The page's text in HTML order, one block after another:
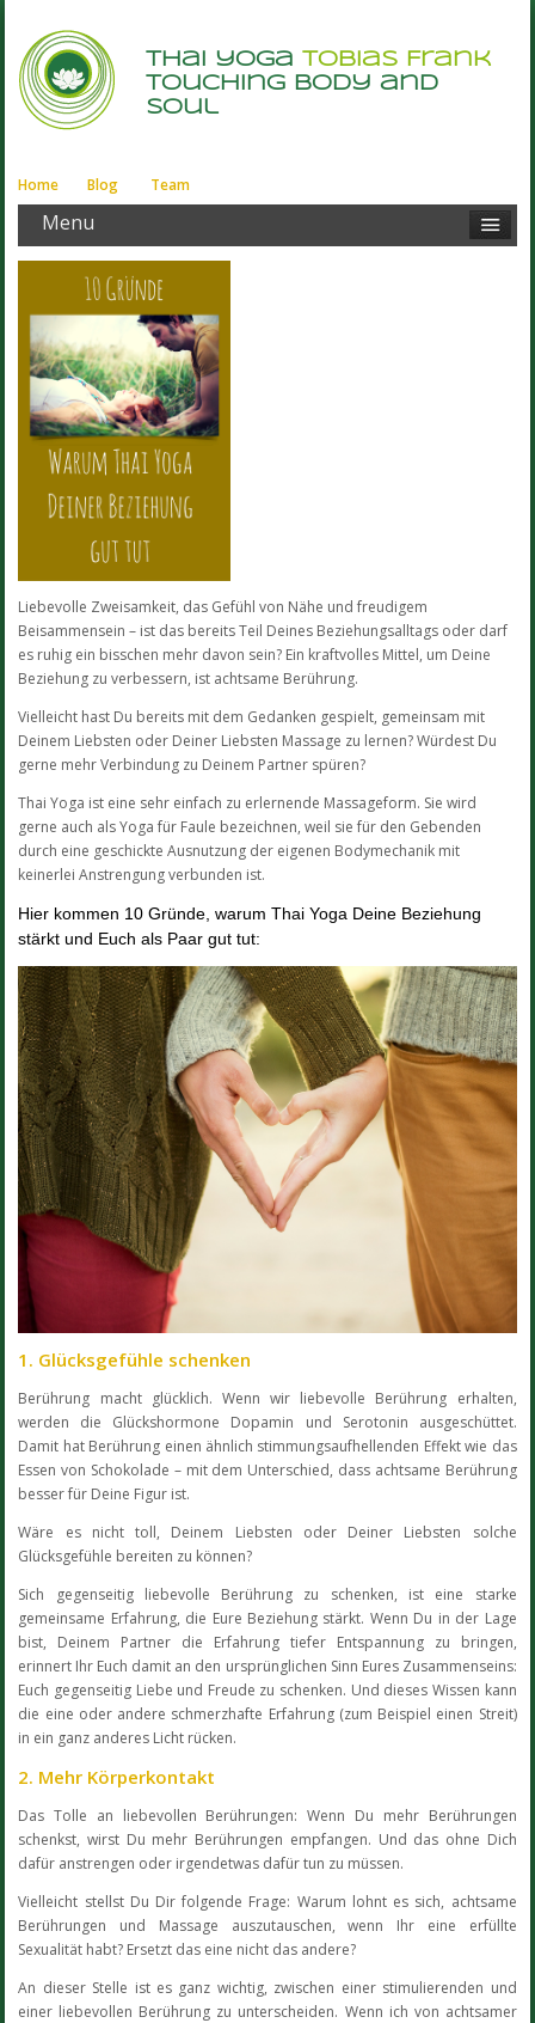
thai yogaTobias Frank
touching body and
soul
Home Blog Team
Menu
Liebevolle Zweisamkeit, das Gefühl von Nähe und freudigem
Beisammensein – ist das bereits Teil Deines Beziehungsalltags oder darf
es ruhig ein bisschen mehr davon sein? Ein kraftvolles Mittel, um Deine
Beziehung zu verbessern, ist achtsame Berührung.
Vielleicht hast Du bereits mit dem Gedanken gespielt, gemeinsam mit
Deinem Liebsten oder Deiner Liebsten Massage zu lernen? Würdest Du
gerne mehr Verbindung zu Deinem Partner spüren?
Thai Yoga ist eine sehr einfach zu erlernende Massageform. Sie wird
gerne auch als Yoga für Faule bezeichnen, weil sie für den Gebenden
durch eine geschickte Ausnutzung der eigenen Bodymechanik mit
keinerlei Anstrengung verbunden ist.
Hier kommen 10 Gründe, warum Thai Yoga Deine Beziehung
stärkt und Euch als Paar gut tut:
1. Glücksgefühle schenken
Berührung macht glücklich. Wenn wir liebevolle Berührung erhalten,
werden die Glückshormone Dopamin und Serotonin ausgeschüttet.
Damit hat Berührung einen ähnlich stimmungsaufhellenden Effekt wie das
Essen von Schokolade – mit dem Unterschied, dass achtsame Berührung
besser für Deine Figur ist.
Wäre es nicht toll, Deinem Liebsten oder Deiner Liebsten solche
Glücksgefühle bereiten zu können?
Sich gegenseitig liebevolle Berührung zu schenken, ist eine starke
gemeinsame Erfahrung, die Eure Beziehung stärkt. Wenn Du in der Lage
bist, Deinem Partner die Erfahrung tiefer Entspannung zu bringen,
erinnert Ihr Euch damit an den ursprünglichen Sinn Eures Zusammenseins:
Euch gegenseitig Liebe und Freude zu schenken. Und dieses Wissen kann
die eine oder andere schmerzhafte Erfahrung (zum Beispiel einen Streit)
in ein ganz anderes Licht rücken.
2. Mehr Körperkontakt
Das Tolle an liebevollen Berührungen: Wenn Du mehr Berührungen
schenkst, wirst Du mehr Berührungen empfangen. Und das ohne Dich
dafür anstrengen oder irgendetwas dafür tun zu müssen.
Vielleicht stellst Du Dir folgende Frage: Warum lohnt es sich, achtsame
Berührungen und Massage auszutauschen, wenn Ihr eine erfüllte
Sexualität habt? Ersetzt das eine nicht das andere?
An dieser Stelle ist es ganz wichtig, zwischen einer stimulierenden und
einer liebevollen Berührung zu unterscheiden. Wenn ich von achtsamer